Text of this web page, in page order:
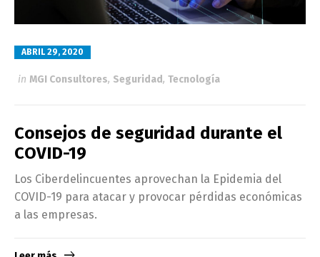
ABRIL 29, 2020
in MGI Consultores, Seguridad, Tecnología
Consejos de seguridad durante el
COVID-19
Los Ciberdelincuentes aprovechan la Epidemia del
COVID-19 para atacar y provocar pérdidas económicas
a las empresas.